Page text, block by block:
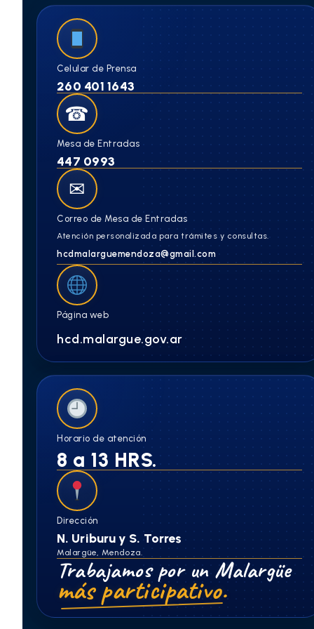
Celular de Prensa
260 401 1643
☎
Mesa de Entradas
447 0993
✉
Correo de Mesa de Entradas
Atención personalizada para trámites y consultas.
hcdmalarguemendoza@gmail.com
Página web
hcd.malargue.gov.ar
Horario de atención
8 a 13 HRS.
Dirección
N. Uriburu y S. Torres
Malargüe, Mendoza.
Trabajamos por un Malargüe
más participativo.